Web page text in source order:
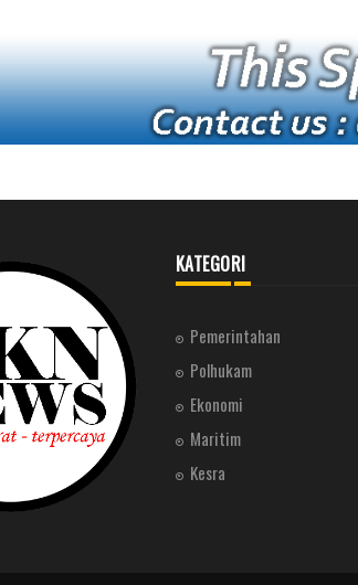
KATEGORI
Pemerintahan
Polhukam
Ekonomi
Maritim
Kesra